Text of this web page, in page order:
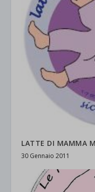
LATTE DI MAMMA
30 Gennaio 2011